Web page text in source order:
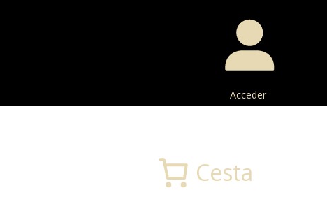
Acceder
Cesta